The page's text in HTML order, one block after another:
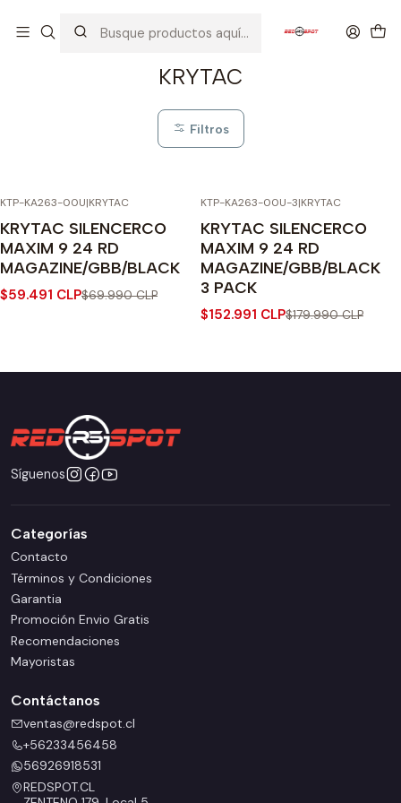
KRYTAC
Filtros
KTP-KA263-00U|KRYTAC
KRYTAC SILENCERCO
MAXIM 9 24 RD
MAGAZINE/GBB/BLACK
$59.491 CLP$69.990 CLP
KTP-KA263-00U-3|KRYTAC
KRYTAC SILENCERCO
MAXIM 9 24 RD
MAGAZINE/GBB/BLACK
3 PACK
$152.991 CLP$179.990 CLP
Síguenos
Categorías
Contacto
Términos y Condiciones
Garantia
Promoción Envio Gratis
Recomendaciones
Mayoristas
Contáctanos
ventas@redspot.cl
+56233456458
56926918531
REDSPOT.CL